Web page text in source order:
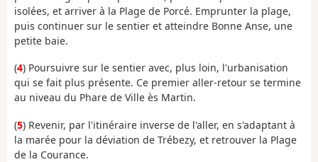
isolées, et arriver à la Plage de Porcé. Emprunter la plage,
puis continuer sur le sentier et atteindre Bonne Anse, une
petite baie.
(4) Poursuivre sur le sentier avec, plus loin, l'urbanisation
qui se fait plus présente. Ce premier aller-retour se termine
au niveau du Phare de Ville ès Martin.
(5) Revenir, par l'itinéraire inverse de l'aller, en s'adaptant à
la marée pour la déviation de Trébezy, et retrouver la Plage
de la Courance.